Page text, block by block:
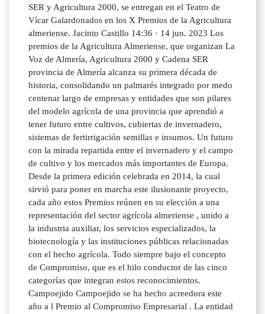
SER y Agricultura 2000, se entregan en el Teatro de
Vícar Galardonados en los X Premios de la Agricultura
almeriense. Jacinto Castillo 14:36 · 14 jun. 2023 Los
premios de la Agricultura Almeriense, que organizan La
Voz de Almería, Agricultura 2000 y Cadena SER
provincia de Almería alcanza su primera década de
historia, consolidando un palmarés integrado por medo
centenar largo de empresas y entidades que son pilares
del modelo agrícola de una provincia que aprendió a
tener futuro entre cultivos, cubiertas de invernadero,
sistemas de fertirrigación semillas e insumos. Un futuro
con la mirada repartida entre el invernadero y el campo
de cultivo y los mercados más importantes de Europa.
Desde la primera edición celebrada en 2014, la cual
sirvió para poner en marcha este ilusionante proyecto,
cada año estos Premios reúnen en su elección a una
representación del sector agrícola almeriense , unido a
la industria auxiliar, los servicios especializados, la
biotecnología y las instituciones públicas relacionadas
con el hecho agrícola. Todo siempre bajo el concepto
de Compromiso, que es el hilo conductor de las cinco
categorías que integran estos reconocimientos.
Campoejido Campoejido se ha hecho acreedora este
año a l Premio al Compromiso Empresarial . La entidad